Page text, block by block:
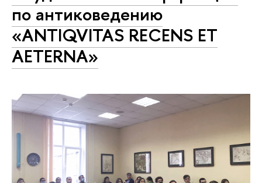
по антиковедению
«ANTIQVITAS RECENS ET
AETERNA»